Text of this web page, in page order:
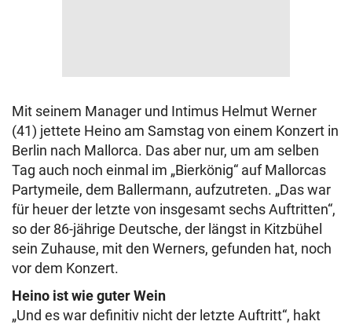
Mit seinem Manager und Intimus Helmut Werner
(41) jettete Heino am Samstag von einem Konzert in
Berlin nach Mallorca. Das aber nur, um am selben
Tag auch noch einmal im „Bierkönig“ auf Mallorcas
Partymeile, dem Ballermann, aufzutreten. „Das war
für heuer der letzte von insgesamt sechs Auftritten“,
so der 86-jährige Deutsche, der längst in Kitzbühel
sein Zuhause, mit den Werners, gefunden hat, noch
vor dem Konzert.
Heino ist wie guter Wein
„Und es war definitiv nicht der letzte Auftritt“, hakt